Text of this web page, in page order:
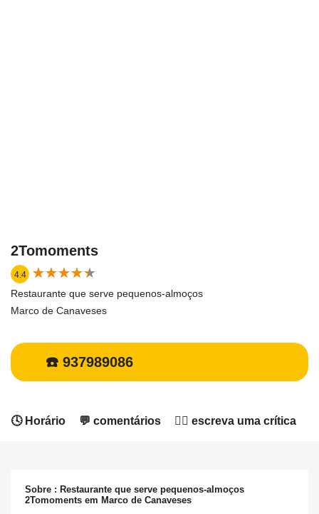
2Tomoments
4.4 ★★★★★
★★★★★
Restaurante que serve pequenos-almoços
Marco de Canaveses
☎️ 937989086
🕓 Horário 💬 comentários ✍🏻 escreva uma crítica
Sobre : Restaurante que serve pequenos-almoços
2Tomoments em Marco de Canaveses